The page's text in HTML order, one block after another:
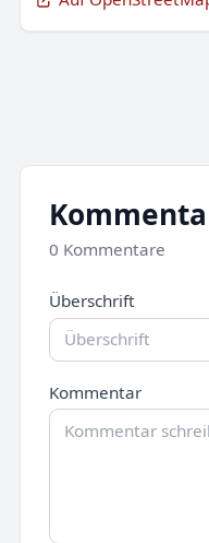
0 Kommentare
Überschrift
Kommentar